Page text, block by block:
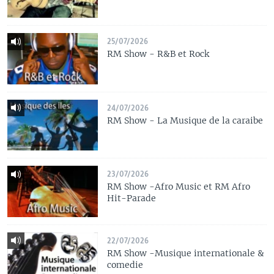
25/07/2026
RM Show - R&B et Rock
24/07/2026
RM Show - La Musique de la caraibe
23/07/2026
RM Show -Afro Music et RM Afro
Hit-Parade
22/07/2026
RM Show -Musique internationale &
comedie